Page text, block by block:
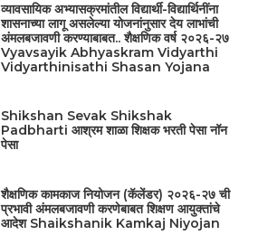
व्यावसायिक अभ्यासक्रमांतील विद्यार्थी-विद्यार्थिनींना
शासनाच्या लागू असलेल्या योजनांनुसार देय लाभांची
अंमलबजावणी करण्याबाबत.. शैक्षणिक वर्ष २०२६-२७
Vyavsayik Abhyaskram Vidyarthi
Vidyarthinisathi Shasan Yojana
Shikshan Sevak Shikshak
Padbharti आश्रम शाळा शिक्षक भरती पेसा नॉन
पेसा
शैक्षणिक कामकाज नियोजन (कॅलेंडर) २०२६-२७ ची
प्रभावी अंमलबजावणी करणेबाबत शिक्षण आयुक्तांचे
आदेश Shaikshanik Kamkaj Niyojan